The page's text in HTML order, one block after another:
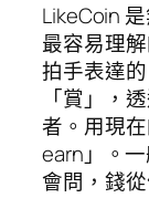
LikeCoin
最容易理
拍手表達
「賞」，
者。用現
earn」。
會問，錢